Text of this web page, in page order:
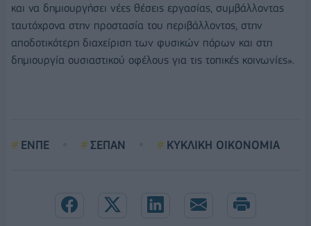
και να δημιουργήσει νέες θέσεις εργασίας, συμβάλλοντας
ταυτόχρονα στην προστασία του περιβάλλοντος, στην
αποδοτικότερη διαχείριση των φυσικών πόρων και στη
δημιουργία ουσιαστικού οφέλους για τις τοπικές κοινωνίες».
ΕΝΠΕ ΣΕΠΑΝ ΚΥΚΛΙΚΗ ΟΙΚΟΝΟΜΙΑ